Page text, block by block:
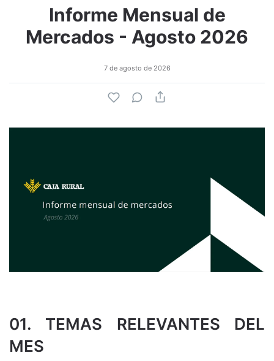
Informe Mensual de
Mercados - Agosto 2026
7 de agosto de 2026
01. TEMAS RELEVANTES DEL
MES